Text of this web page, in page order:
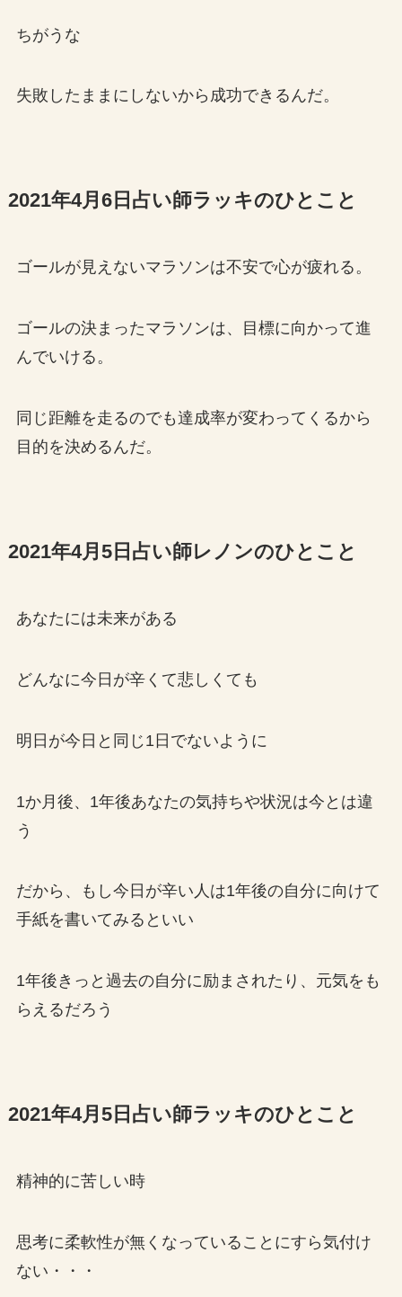
ちがうな
失敗したままにしないから成功できるんだ。
2021年4月6日占い師ラッキのひとこと
ゴールが見えないマラソンは不安で心が疲れる。
ゴールの決まったマラソンは、目標に向かって進
んでいける。
同じ距離を走るのでも達成率が変わってくるから
目的を決めるんだ。
2021年4月5日占い師レノンのひとこと
あなたには未来がある
どんなに今日が辛くて悲しくても
明日が今日と同じ1日でないように
1か月後、1年後あなたの気持ちや状況は今とは違
う
だから、もし今日が辛い人は1年後の自分に向けて
手紙を書いてみるといい
1年後きっと過去の自分に励まされたり、元気をも
らえるだろう
2021年4月5日占い師ラッキのひとこと
精神的に苦しい時
思考に柔軟性が無くなっていることにすら気付け
ない・・・